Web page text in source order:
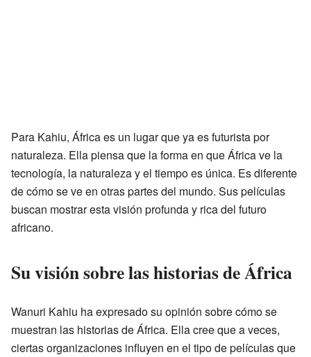
Para Kahiu, África es un lugar que ya es futurista por
naturaleza. Ella piensa que la forma en que África ve la
tecnología, la naturaleza y el tiempo es única. Es diferente
de cómo se ve en otras partes del mundo. Sus películas
buscan mostrar esta visión profunda y rica del futuro
africano.
Su visión sobre las historias de África
Wanuri Kahiu ha expresado su opinión sobre cómo se
muestran las historias de África. Ella cree que a veces,
ciertas organizaciones influyen en el tipo de películas que